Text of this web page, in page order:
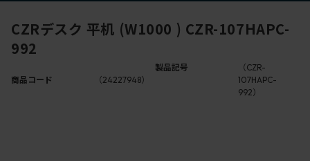
CZRデスク 平机 (W1000 ) CZR-107HAPC-
992
商品コード （24227948）
製品記号
（CZR-
107HAPC-
992）